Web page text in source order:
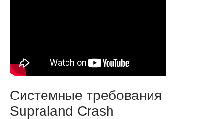
Системные требования
Supraland Crash